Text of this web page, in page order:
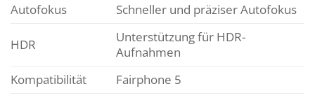
Autofokus
Schneller und präziser Autofokus
HDR
Unterstützung für HDR-
Aufnahmen
Kompatibilität
Fairphone 5